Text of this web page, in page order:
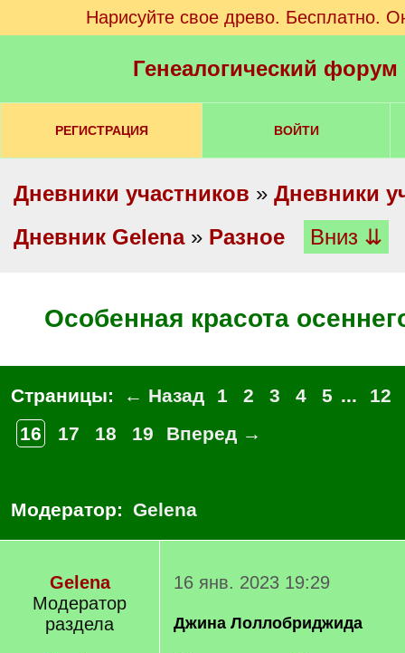
Нарисуйте свое древо. Бесплатно.
Генеалогический
РЕГИСТРАЦИЯ ВОЙТИ
Дневники участников » Дневники
Дневник Gelena» Разное Вниз ⇊
Особенная красота
Страницы: ← Назад 1 2 3 4 5 ...
12
16
17 18 19 Вперед →
Модератор: Gelena
Gelena
Модератор
раздела
16 янв. 2023 19:29
Джина Лоллобриджида